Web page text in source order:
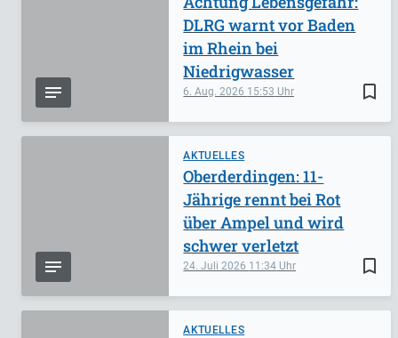
bookmark_border
6. Aug. 2026 15:53
DLRG warnt vor Baden
im Rhein bei
Niedrigwasser
AKTUELLES
bookmark_border
24. Juli 2026 11:34
Oberderdingen: 11-
Jährige rennt bei Rot
über Ampel und wird
schwer verletzt
AKTUELLES